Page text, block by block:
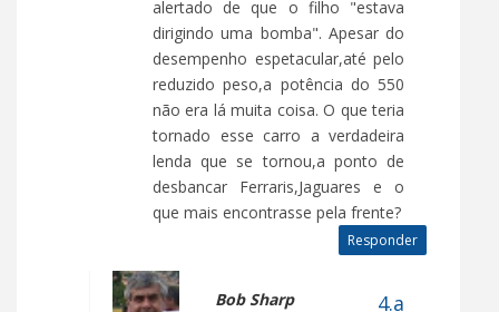
alertado de que o filho "estava
dirigindo uma bomba". Apesar do
desempenho espetacular,até pelo
reduzido peso,a potência do 550
não era lá muita coisa. O que teria
tornado esse carro a verdadeira
lenda que se tornou,a ponto de
desbancar Ferraris,Jaguares e o
que mais encontrasse pela frente?
Responder
Bob Sharp